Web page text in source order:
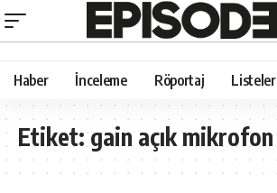
Haber İnceleme Röportaj Listeler
Etiket:gain açık mikrofon